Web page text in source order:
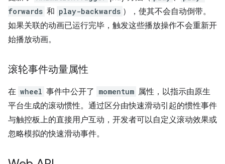
forwards 和 play-backwards ），使其不会自动倒带。
如果关联的动画已运行完毕，触发这些播放操作不会重新开
始播放动画。
滚轮事件动量属性
在 wheel 事件中公开了 momentum 属性，以指示由原生
平台生成的滚动惯性。通过区分由快速滑动引起的惯性事件
与触控板上的直接用户互动，开发者可以自定义滚动效果或
忽略模拟的快速滑动事件。